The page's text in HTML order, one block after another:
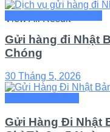
View All Result
Gửi hàng đi Nhật
Chóng
30 Tháng 5, 2026
Gửi Hàng Đi Nhật